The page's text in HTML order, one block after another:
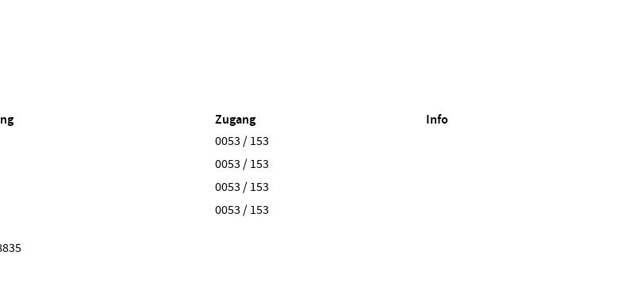
Zugang Info
0053 / 153
0053 / 153
0053 / 153
0053 / 153